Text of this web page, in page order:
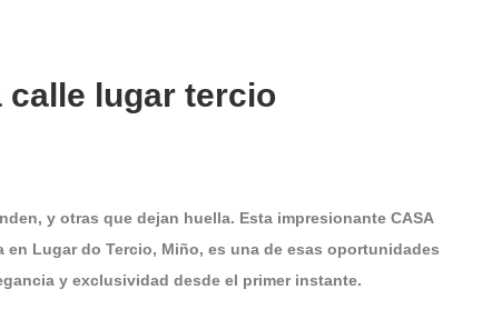
calle lugar tercio
y otras que dejan huella. Esta impresionante CASA
en Lugar do Tercio, Miño, es una de esas oportunidades
y exclusividad desde el primer instante.